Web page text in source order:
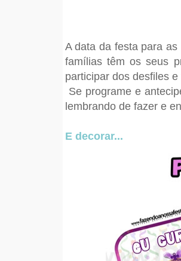
A data da festa para
famílias têm os seus
participar dos desfiles e
Se programe e
lembrando de fazer e
E decorar...